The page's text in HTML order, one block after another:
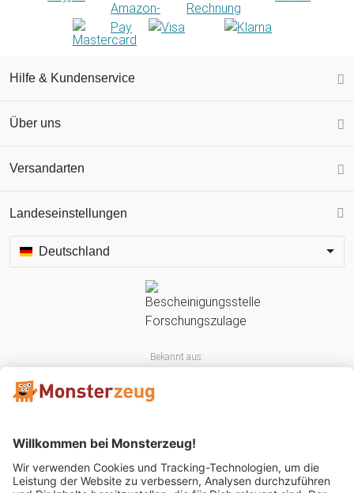
Hilfe & Kundenservice
Über uns
Versandarten
Landeseinstellungen
Deutschland
Bekannt aus: